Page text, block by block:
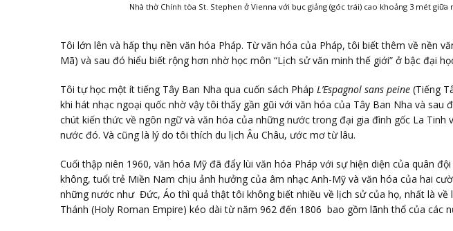
Nhà thờ Chính tòa St. Stephen ở Vienna với bục giảng (góc trái) cao khoảng 3 mét giữa
Tôi lớn lên và hấp thụ nền văn hóa Pháp. Từ văn hóa của Pháp, tôi biết thêm về nền
Mã) và sau đó hiểu biết rộng hơn nhờ học môn “Lịch sử văn minh thế giới” ở bậc đại
Tôi tự học một ít tiếng Tây Ban Nha qua cuốn sách Pháp L’Espagnol sans peine (Tiếng
khi hát nhạc ngoại quốc nhờ vậy tôi thấy gần gũi với văn hóa của Tây Ban Nha và sau
chút kiến thức về ngôn ngữ và văn hóa của những nước trong đại gia đình gốc La Tinh
nước đó. Và cũng là lý do tôi thích du lịch Âu Châu, ước mơ từ lâu.
Cuối thập niên 1960, văn hóa Mỹ đã đẩy lùi văn hóa Pháp với sự hiện diện của quân
không, tuổi trẻ Miền Nam chịu ảnh hưởng của âm nhạc Anh-Mỹ và văn hóa của hai
những nước như Đức, Áo thì quả thật tôi không biết nhiều về lịch sử của họ, nhất là về
Thánh (Holy Roman Empire) kéo dài từ năm 962 đến 1806 bao gồm lãnh thổ của các